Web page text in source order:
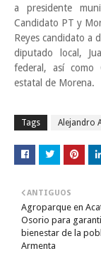
a presidente
Candidato PT y
Reyes candidato a
diputado local,
federal, así como
estatal de Morena.
Tags Alejandro
ANTIGUOS
Agroparque en
Osorio para
bienestar de la
Armenta